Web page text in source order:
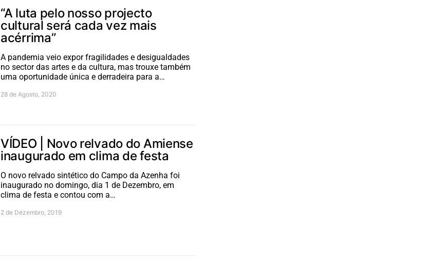
“A luta pelo nosso projecto
cultural será cada vez mais
acérrima”
A pandemia veio expor fragilidades e desigualdades
no sector das artes e da cultura, mas trouxe também
uma oportunidade única e derradeira para a…
28 de Agosto, 2020
VÍDEO | Novo relvado do Amiense
inaugurado em clima de festa
O novo relvado sintético do Campo da Azenha foi
inaugurado no domingo, dia 1 de Dezembro, em
clima de festa e contou com a…
2 de Dezembro, 2019